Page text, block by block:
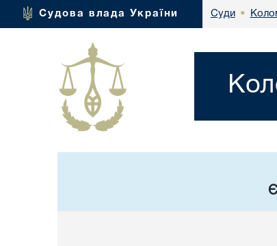
Судова влада України Суди •